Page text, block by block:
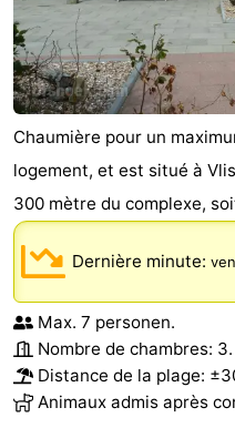
Chaumière pour un
logement, et est situé à
300 mètre du complexe,
Dernière minute:
Max. 7 personen.
Nombre de chambres: 3.
Distance de la plage:
Animaux admis après